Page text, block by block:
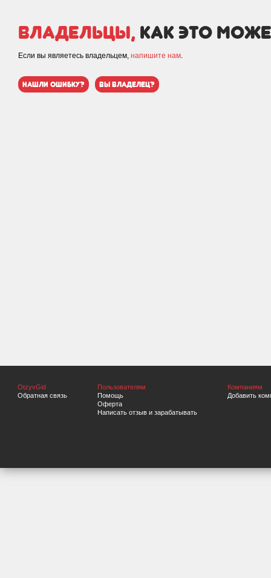
Владельцы, как это
Если вы являетесь владельцем, напишите нам.
нашли ошибку? вы владелец?
OtzyvGid
Обратная связь
Пользователям
Помощь
Оферта
Написать отзыв и зарабатывать
Компаниям
Добавить